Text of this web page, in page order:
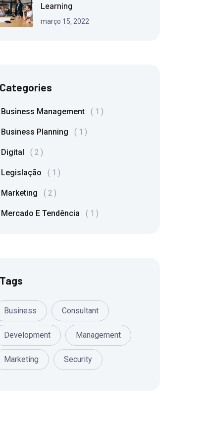
Learning
março 15, 2022
Categories
Business Management 1
Business Planning 1
Digital 2
Legislação 1
Marketing 2
Mercado E Tendência 1
Tags
Business Consultant
Development Management
Marketing Security